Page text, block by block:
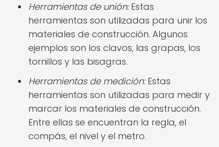
Herramientas de unión:Estas
herramientas son utilizadas para unir los
materiales de construcción. Algunos
ejemplos son los clavos, las grapas, los
tornillos y las bisagras.
Herramientas de medición:Estas
herramientas son utilizadas para medir y
marcar los materiales de construcción.
Entre ellas se encuentran la regla, el
compás, el nivel y el metro.